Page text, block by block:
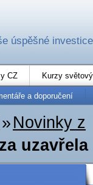
úspěšné investice
CZ Kurzy
a doporučení
» Novinky z